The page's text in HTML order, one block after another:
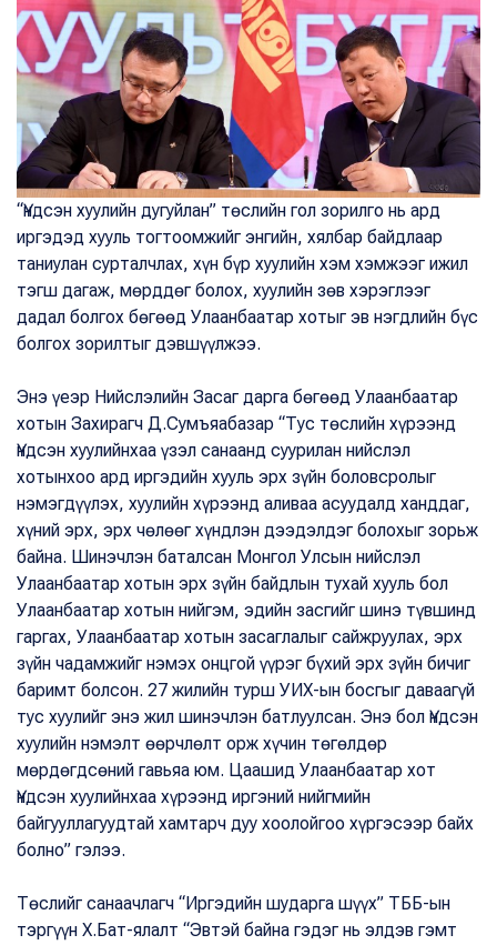
“Үндсэн хуулийн дугуйлан” төслийн гол зорилго нь ард
иргэдэд хууль тогтоомжийг энгийн, хялбар байдлаар
таниулан сурталчлах, хүн бүр хуулийн хэм хэмжээг ижил
тэгш дагаж, мөрддөг болох, хуулийн зөв хэрэглээг
дадал болгох бөгөөд Улаанбаатар хотыг эв нэгдлийн бүс
болгох зорилтыг дэвшүүлжээ.
Энэ үеэр Нийслэлийн Засаг дарга бөгөөд Улаанбаатар
хотын Захирагч Д.Сумъяабазар “Тус төслийн хүрээнд
Үндсэн хуулийнхаа үзэл санаанд суурилан нийслэл
хотынхоо ард иргэдийн хууль эрх зүйн боловсролыг
нэмэгдүүлэх, хуулийн хүрээнд аливаа асуудалд ханддаг,
хүний эрх, эрх чөлөөг хүндлэн дээдэлдэг болохыг зорьж
байна. Шинэчлэн баталсан Монгол Улсын нийслэл
Улаанбаатар хотын эрх зүйн байдлын тухай хууль бол
Улаанбаатар хотын нийгэм, эдийн засгийг шинэ түвшинд
гаргах, Улаанбаатар хотын засаглалыг сайжруулах, эрх
зүйн чадамжийг нэмэх онцгой үүрэг бүхий эрх зүйн бичиг
баримт болсон. 27 жилийн турш УИХ-ын босгыг даваагүй
тус хуулийг энэ жил шинэчлэн батлуулсан. Энэ бол Үндсэн
хуулийн нэмэлт өөрчлөлт орж хүчин төгөлдөр
мөрдөгдсөний гавьяа юм. Цаашид Улаанбаатар хот
Үндсэн хуулийнхаа хүрээнд иргэний нийгмийн
байгууллагуудтай хамтарч дуу хоолойгоо хүргэсээр байх
болно” гэлээ.
Төслийг санаачлагч “Иргэдийн шударга шүүх” ТББ-ын
тэргүүн Х.Бат-ялалт “Эвтэй байна гэдэг нь элдэв гэмт